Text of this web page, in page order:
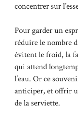
concentrer sur
Pour garder un
réduire le nombre
évitent le froid, la
qui attend
l’eau. Or ce
anticiper, et offrir
de la serviette.